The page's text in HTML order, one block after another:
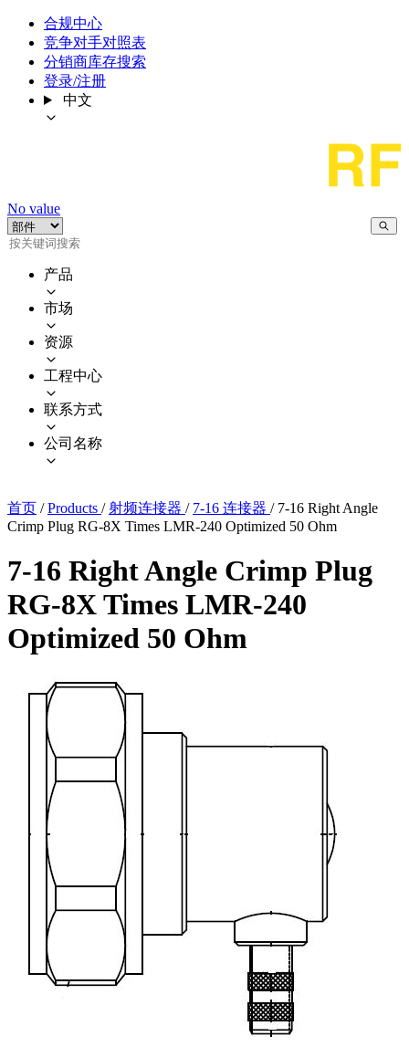
合规中心
竞争对手对照表
分销商库存搜索
登录/注册
中文
No value
产品
市场
资源
工程中心
联系方式
公司名称
首页 / Products / 射频连接器 / 7-16 连接器 / 7-16 Right Angle
Crimp Plug RG-8X Times LMR-240 Optimized 50 Ohm
7-16 Right Angle Crimp Plug
RG-8X Times LMR-240
Optimized 50 Ohm